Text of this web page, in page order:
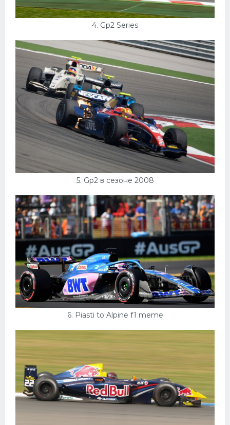
4. Gp2 Series
5. Gp2 в сезоне 2008
6. Piasti to Alpine f1 meme